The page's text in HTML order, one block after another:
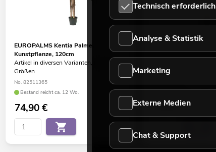
EUROPALMS Kentia Palme,
Kunstpflanze, 120cm
Artikel in diversen Varianten, Längen,
Größen
No. 82511365
Bestand reicht ca. 12 Wo.
74,90€
Kunstpflanze, 150cm
Größen
Bestand reicht ca. 4 Wo.
79,90€
Technisch erforderlich
Analyse & Statistik
Marketing
Externe Medien
Chat & Support